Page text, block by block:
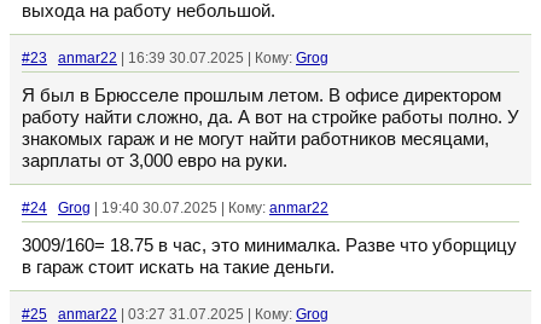
выхода на работу небольшой.
#23 anmar22 | 16:39 30.07.2025 | Кому: Grog
Я был в Брюсселе прошлым летом. В офисе директором
работу найти сложно, да. А вот на стройке работы полно. У
знакомых гараж и не могут найти работников месяцами,
зарплаты от 3,000 евро на руки.
#24 Grog | 19:40 30.07.2025 | Кому: anmar22
3009/160= 18.75 в час, это минималка. Разве что уборщицу
в гараж стоит искать на такие деньги.
#25 anmar22 | 03:27 31.07.2025 | Кому: Grog